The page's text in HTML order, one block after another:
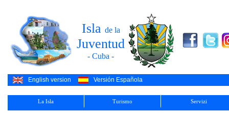
Isla de la
Juventud
- Cuba -
English version Versión Española
La Isla Turismo Servizi